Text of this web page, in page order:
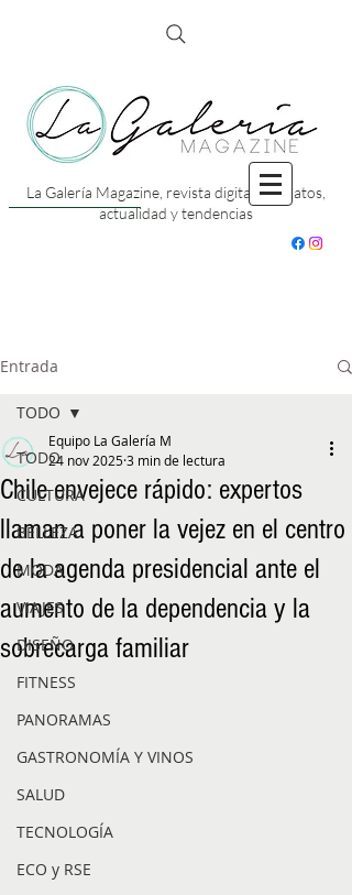
La Galería Magazine, revista digital con datos,
actualidad y tendencias
Entrada
TODO
CULTURA
BELLEZA
MODA
VIAJES
DISEÑO
FITNESS
PANORAMAS
GASTRONOMÍA Y VINOS
SALUD
TECNOLOGÍA
ECO y RSE
TODO
Chile envejece rápido: expertos
llaman a poner la vejez en el centro
de la agenda presidencial ante el
aumento de la dependencia y la
sobrecarga familiar
Equipo La Galería M
24 nov 20253 min de lectura